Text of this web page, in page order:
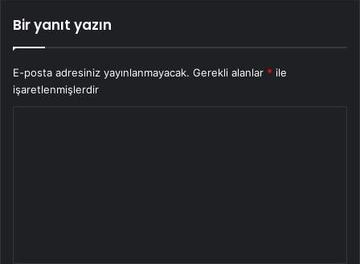
Bir yanıt yazın
E-posta adresiniz yayınlanmayacak. Gerekli alanlar * ile
işaretlenmişlerdir